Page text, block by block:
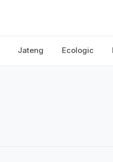
Jateng Ecologic